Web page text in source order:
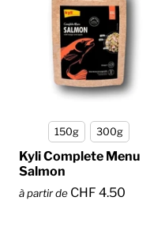
150g 300g
Kyli Complete Menu
Salmon
à partir de CHF 4.50